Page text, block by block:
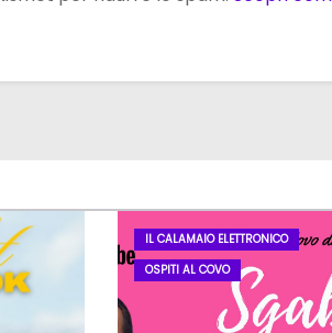
IL CALAMAIO ELETTRONICO
OSPITI AL COVO